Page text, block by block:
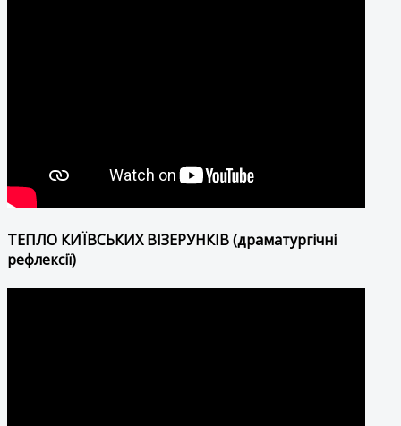
ТЕПЛО КИЇВСЬКИХ ВІЗЕРУНКІВ (драматургічні
рефлексії)